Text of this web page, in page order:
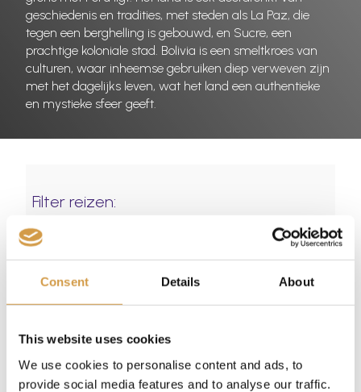
Consent Details About
This website uses cookies
We use cookies to personalise content and ads, to
provide social media features and to analyse our traffic.
geschiedenis en tradities, met steden als La Paz, die
tegen een berghelling is gebouwd, en Sucre, een
prachtige koloniale stad. Bolivia is een smeltkroes van
culturen, waar inheemse gebruiken diep verweven zijn
met het dagelijks leven, wat het land een authentieke
en mystieke sfeer geeft.
Filter reizen:
Landen
Soort reis
Reisduur